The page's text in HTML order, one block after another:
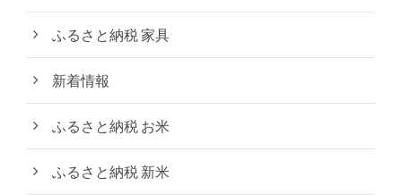
ふるさと納税 家具
新着情報
ふるさと納税 お米
ふるさと納税 新米